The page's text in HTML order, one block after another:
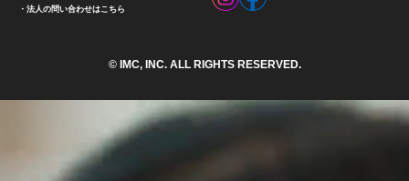
法人の問い合わせはこちら
© IMC, INC. ALL RIGHTS RESERVED.